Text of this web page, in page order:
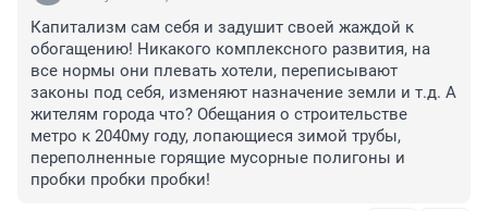
Капитализм сам себя и задушит своей жаждой к
обогащению! Никакого комплексного развития, на
все нормы они плевать хотели, переписывают
законы под себя, изменяют назначение земли и т.д. А
жителям города что? Обещания о строительстве
метро к 2040му году, лопающиеся зимой трубы,
переполненные горящие мусорные полигоны и
пробки пробки пробки!